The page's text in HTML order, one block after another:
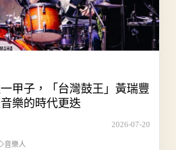
甲子，「台灣鼓王」黃瑞豐
樂的時代更迭
2026-07-20
音樂人